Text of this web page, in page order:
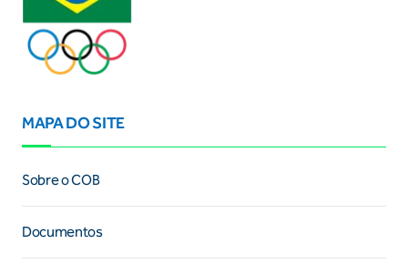
MAPA DO SITE
Sobre o COB
Documentos